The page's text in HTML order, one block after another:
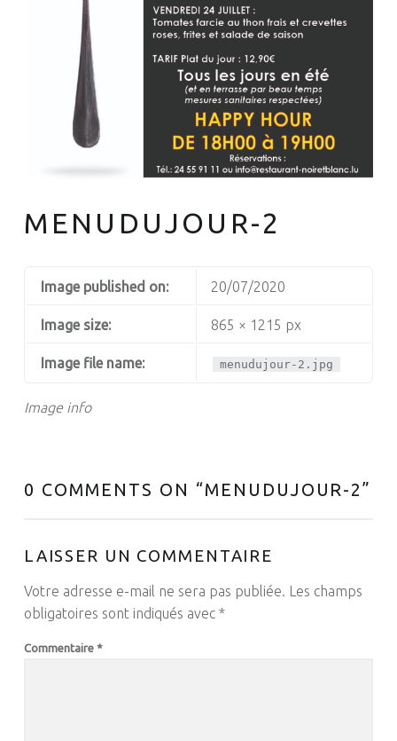
MENUDUJOUR-2
Image info
Image published on: 20/07/2020
Image size: 865 × 1215 px
Image file name: menudujour-2.jpg
0 COMMENTS ON “MENUDUJOUR-2”
LAISSER UN COMMENTAIRE
Votre adresse e-mail ne sera pas publiée. Les champs
obligatoires sont indiqués avec *
Commentaire *